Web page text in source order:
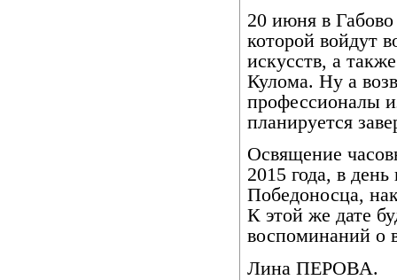
20 июня в Габово
которой войдут
искусств, а
Кулома. Ну а
профессионалы
планируется
Освящение
2015 года, в день
Победоносца,
К этой же дате
воспоминаний о
Лина ПЕРОВА.